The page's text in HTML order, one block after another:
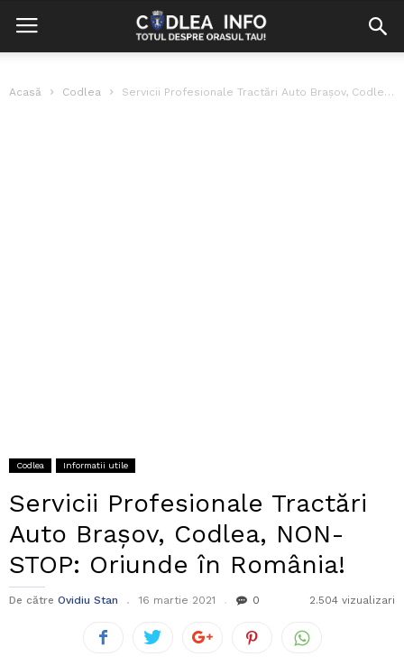
Acasă Codlea Servicii Profesionale Tractări Auto Brașov, Codlea, NON-STOP: Oriunde în România!
Codlea Informatii utile
Servicii Profesionale Tractări
Auto Brașov, Codlea, NON-
STOP: Oriunde în România!
De către Ovidiu Stan 16 martie 2021 0 2.504 vizualizari